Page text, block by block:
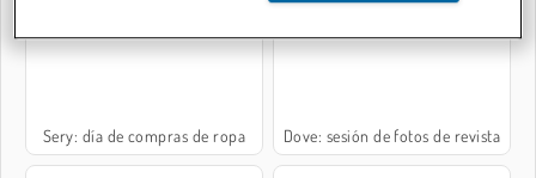
Sery: día de compras de ropa Dove: sesión de fotos de revista